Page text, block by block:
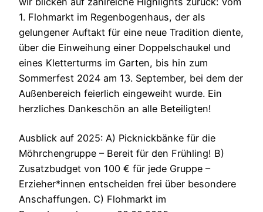
1. Flohmarkt im Regenbogenhaus, der als
gelungener Auftakt für eine neue Tradition diente,
über die Einweihung einer Doppelschaukel und
eines Kletterturms im Garten, bis hin zum
Sommerfest 2024 am 13. September, bei dem der
Außenbereich feierlich eingeweiht wurde. Ein
herzliches Dankeschön an alle Beteiligten!
Ausblick auf 2025: A) Picknickbänke für die
Möhrchengruppe – Bereit für den Frühling! B)
Zusatzbudget von 100 € für jede Gruppe –
Erzieher*innen entscheiden frei über besondere
Anschaffungen. C) Flohmarkt im